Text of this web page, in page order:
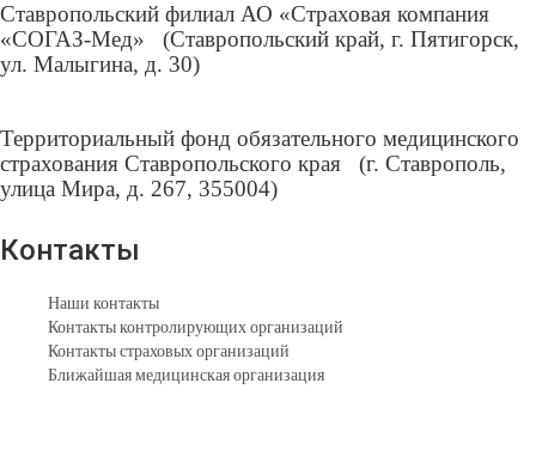
Финансовая защита
Врачи-специалисты
Памятки для родителей
Защита персональных данных
Взаимодействие с волонтерами
Лицам с ограниченными возможностями
Спонсорам и поставщикам
Документы
Правоустанавливающие документы
План финансово-хозяйственной деятельности
Учетная политика учреждения
Государственное задание
Ставропольский филиал АО «Страховая компания
«СОГАЗ-Мед» (Ставропольский край, г. Пятигорск,
ул. Малыгина, д. 30)
Территориальный фонд обязательного медицинского
страхования Ставропольского края (г. Ставрополь,
улица Мира, д. 267, 355004)
Контакты
Наши контакты
Контакты контролирующих организаций
Контакты страховых организаций
Ближайшая медицинская организация